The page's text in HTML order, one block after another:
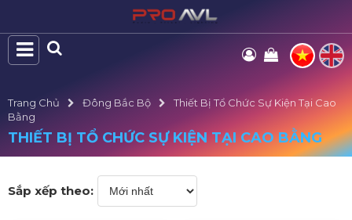
Trang Chủ Đông Bắc Bộ
Thiết Bị Tổ Chức Sự Kiện Tại Cao
Bằng
THIẾT BỊ TỔ CHỨC SỰ KIỆN TẠI CAO BẰNG
Sắp xếp theo: